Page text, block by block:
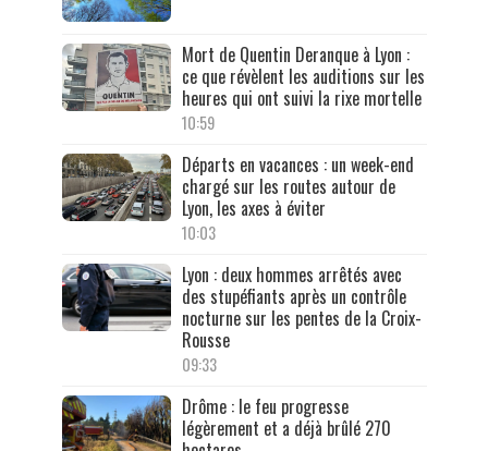
Mort de Quentin Deranque à Lyon :
ce que révèlent les auditions sur les
heures qui ont suivi la rixe mortelle
10:59
Départs en vacances : un week-end
chargé sur les routes autour de
Lyon, les axes à éviter
10:03
Lyon : deux hommes arrêtés avec
des stupéfiants après un contrôle
nocturne sur les pentes de la Croix-
Rousse
09:33
Drôme : le feu progresse
légèrement et a déjà brûlé 270